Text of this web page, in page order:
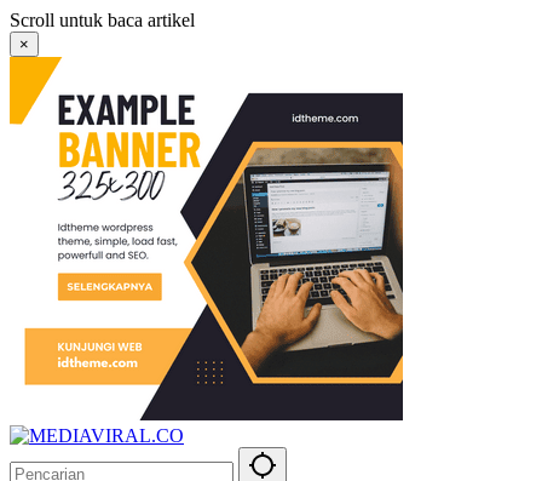
Langsung
ke
konten
Scroll untuk baca artikel
×